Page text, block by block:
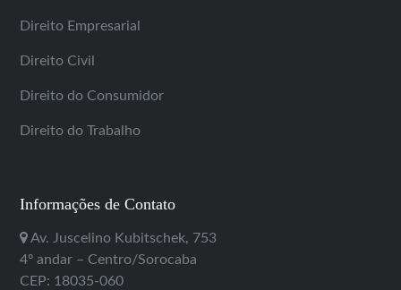
Direito Empresarial
Direito Civil
Direito do Consumidor
Direito do Trabalho
Informações de Contato
Av. Juscelino Kubitschek, 753
4º andar – Centro/Sorocaba
CEP: 18035-060